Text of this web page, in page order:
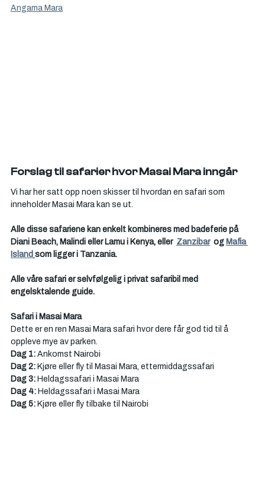
Angama Mara
Forslag til safarier hvor Masai Mara inngår
Vi har her satt opp noen skisser til hvordan en safari som
inneholder Masai Mara kan se ut.
Alle disse safariene kan enkelt kombineres med badeferie på
Diani Beach, Malindi eller Lamu i Kenya, eller Zanzibar og Mafia
Islandsom ligger i Tanzania.
Alle våre safari er selvfølgelig i privat safaribil med
engelsktalende guide.
Safari i Masai Mara
Dette er en ren Masai Mara safari hvor dere får god tid til å
oppleve mye av parken.
Dag 1: Ankomst Nairobi
Dag 2: Kjøre eller fly til Masai Mara, ettermiddagssafari
Dag 3: Heldagssafari i Masai Mara
Dag 4: Heldagssafari i Masai Mara
Dag 5: Kjøre eller fly tilbake til Nairobi